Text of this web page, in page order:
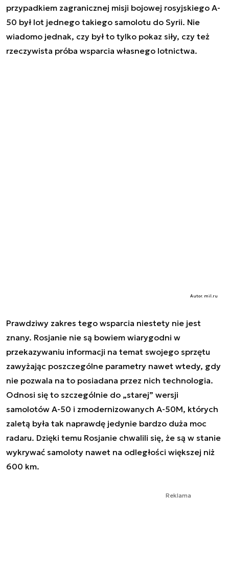
przypadkiem zagranicznej misji bojowej rosyjskiego A-
50 był lot jednego takiego samolotu do Syrii. Nie
wiadomo jednak, czy był to tylko pokaz siły, czy też
rzeczywista próba wsparcia własnego lotnictwa.
Autor. mil.ru
Prawdziwy zakres tego wsparcia niestety nie jest
znany. Rosjanie nie są bowiem wiarygodni w
przekazywaniu informacji na temat swojego sprzętu
zawyżając poszczególne parametry nawet wtedy, gdy
nie pozwala na to posiadana przez nich technologia.
Odnosi się to szczególnie do „starej” wersji
samolotów A-50 i zmodernizowanych A-50M, których
zaletą była tak naprawdę jedynie bardzo duża moc
radaru. Dzięki temu Rosjanie chwalili się, że są w stanie
wykrywać samoloty nawet na odległości większej niż
600 km.
Reklama